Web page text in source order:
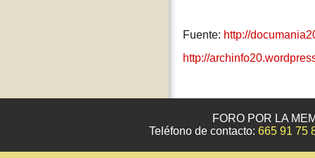
Fuente: http://
http://
FORO POR LA
Teléfono de contacto: 665 91 75